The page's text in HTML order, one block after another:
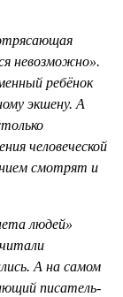
невозможно».
ребёнок
экшену. А
человеческой
смотрят и
людей»
А на самом
писатель-